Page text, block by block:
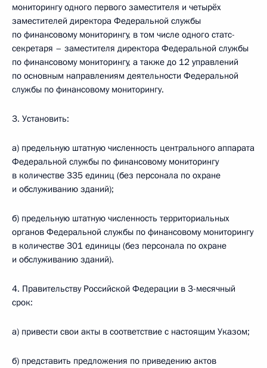
мониторингу одного первого заместителя и четырёх
заместителей директора Федеральной службы
по финансовому мониторингу, в том числе одного статс-
секретаря – заместителя директора Федеральной службы
по финансовому мониторингу, а также до 12 управлений
по основным направлениям деятельности Федеральной
службы по финансовому мониторингу.
3. Установить:
а) предельную штатную численность центрального аппарата
Федеральной службы по финансовому мониторингу
в количестве 335 единиц (без персонала по охране
и обслуживанию зданий);
б) предельную штатную численность территориальных
органов Федеральной службы по финансовому мониторингу
в количестве 301 единицы (без персонала по охране
и обслуживанию зданий).
4. Правительству Российской Федерации в 3-месячный
срок:
а) привести свои акты в соответствие с настоящим Указом;
б) представить предложения по приведению актов